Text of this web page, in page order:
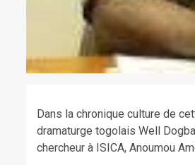
Dans la chronique culture de
dramaturge togolais Well
chercheur à ISICA, Anoumou